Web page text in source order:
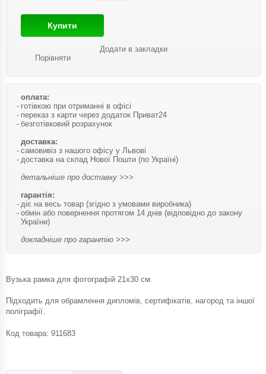
Купити
Порівняти
Додати в закладки
оплата:
готівкою при отриманні в офісі
переказ з карти через додаток Приват24
безготівковий розрахунок
доставка:
самовивіз з нашого офісу у Львові
доставка на склад Нової Пошти (по Україні)
детальніше про доставку >>>
гарантія:
діє на весь товар (згідно з умовами виробника)
обмін або повернення протягом 14 днів (відповідно до закону
України)
докладніше про гарантію >>>
Вузька рамка для фотографій 21х30 см.
Підходить для обрамлення дипломів, сертифікатів, нагород та іншої
поліграфії.
Код товара: 911683